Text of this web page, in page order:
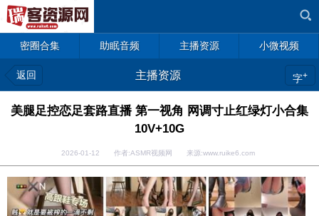
密圈合集 助眠音频 主播资源 小微视频
返回 主播资源 字+
美腿足控恋足套路直播 第一视角 网调寸止红绿灯小合集
10V+10G
2026-01-12 作者:ASMR视频网 来源:www.ruike6.com